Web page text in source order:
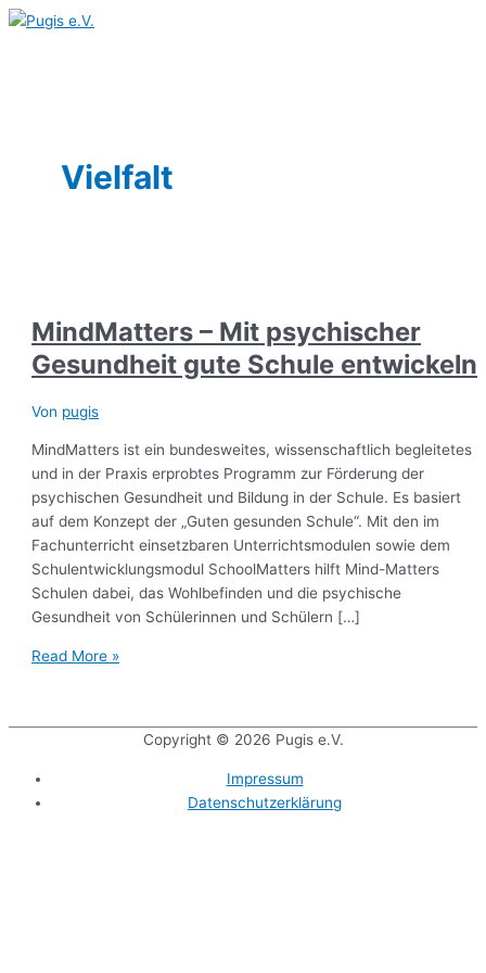
Zum
Inhalt
Vielfalt
MindMatters – Mit psychischer
Gesundheit gute Schule entwickeln
Von pugis
MindMatters ist ein bundesweites, wissenschaftlich begleitetes
und in der Praxis erprobtes Programm zur Förderung der
psychischen Gesundheit und Bildung in der Schule. Es basiert
auf dem Konzept der „Guten gesunden Schule“. Mit den im
Fachunterricht einsetzbaren Unterrichtsmodulen sowie dem
Schulentwicklungsmodul SchoolMatters hilft Mind-Matters
Schulen dabei, das Wohlbefinden und die psychische
Gesundheit von Schülerinnen und Schülern […]
MindMatters
entwickeln
Read More »
Copyright © 2026 Pugis e.V.
Impressum
Datenschutzerklärung